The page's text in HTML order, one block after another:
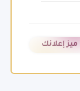
ميز إعلانك